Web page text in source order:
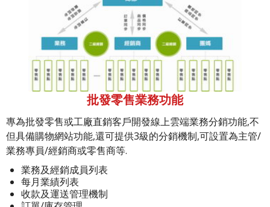
批發零售業務功能
專為批發零售或工廠直銷客戶開發線上雲端業務分銷功能,不
但具備購物網站功能,還可提供3級的分銷機制,可設置為主管/
業務專員/經銷商或零售商等.
業務及經銷成員列表
每月業績列表
收款及運送管理機制